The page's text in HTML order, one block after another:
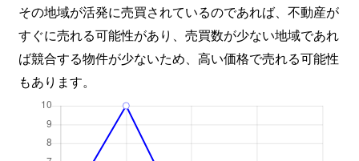
その地域が活発に売買されているのであれば、不動産が
すぐに売れる可能性があり、売買数が少ない地域であれ
ば競合する物件が少ないため、高い価格で売れる可能性
もあります。